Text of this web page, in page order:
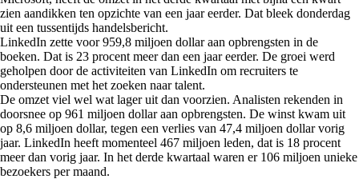
zien aandikken ten opzichte van een jaar eerder. Dat bleek donderdag
uit een tussentijds handelsbericht.
LinkedIn zette voor 959,8 miljoen dollar aan opbrengsten in de
boeken. Dat is 23 procent meer dan een jaar eerder. De groei werd
geholpen door de activiteiten van LinkedIn om recruiters te
ondersteunen met het zoeken naar talent.
De omzet viel wel wat lager uit dan voorzien. Analisten rekenden in
doorsnee op 961 miljoen dollar aan opbrengsten. De winst kwam uit
op 8,6 miljoen dollar, tegen een verlies van 47,4 miljoen dollar vorig
jaar. LinkedIn heeft momenteel 467 miljoen leden, dat is 18 procent
meer dan vorig jaar. In het derde kwartaal waren er 106 miljoen unieke
bezoekers per maand.